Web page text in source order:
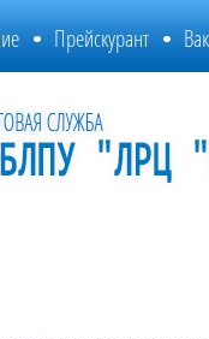
Прейскурант